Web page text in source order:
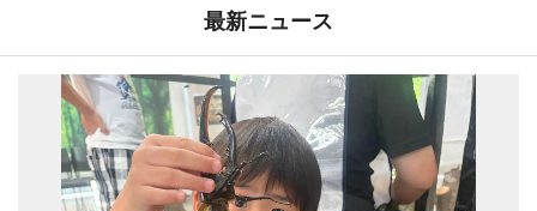
最新ニュース